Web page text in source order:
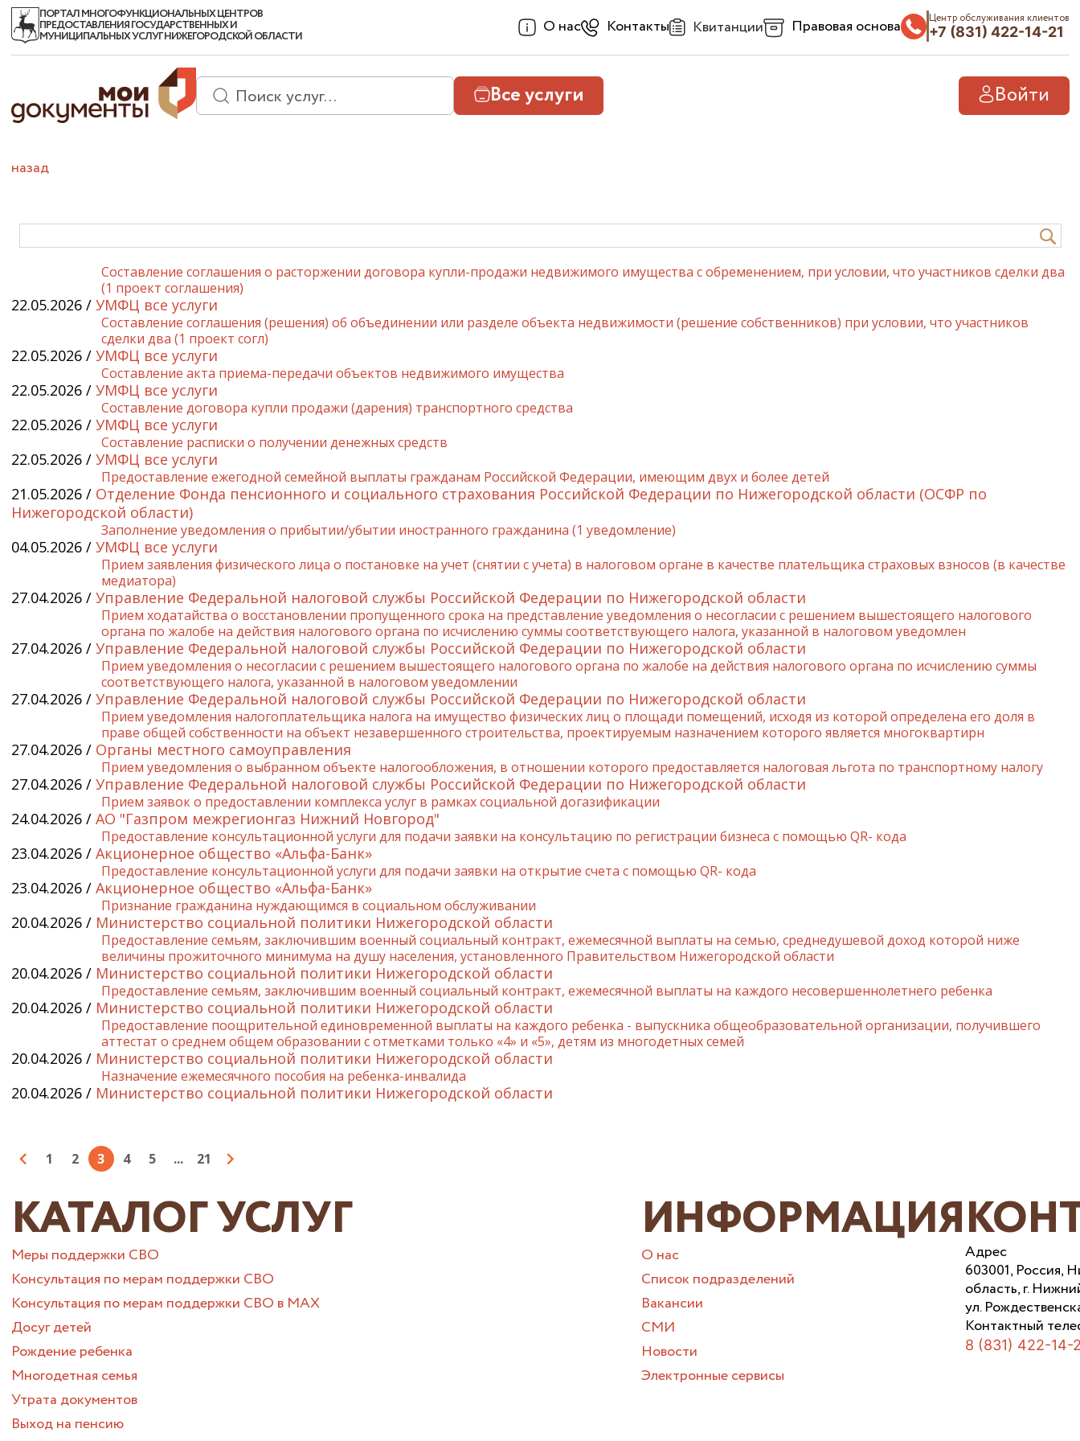
ПОРТАЛ МНОГОФУНКЦИОНАЛЬНЫХ ЦЕНТРОВ
ПРЕДОСТАВЛЕНИЯ ГОСУДАРСТВЕННЫХ И
МУНИЦИПАЛЬНЫХ УСЛУГ НИЖЕГОРОДСКОЙ ОБЛАСТИ О нас Контакты Квитанции Правовая основа Центр обслуживания клиентов
+7 (831) 422-14-21
Все услуги Войти
назад
Составление соглашения о расторжении договора купли-продажи недвижимого имущества с обременением, при условии, что участников сделки два
(1 проект соглашения)
22.05.2026 / УМФЦ все услуги
Составление соглашения (решения) об объединении или разделе объекта недвижимости (решение собственников) при условии, что участников
сделки два (1 проект согл)
22.05.2026 / УМФЦ все услуги
Составление акта приема-передачи объектов недвижимого имущества
22.05.2026 / УМФЦ все услуги
Составление договора купли продажи (дарения) транспортного средства
22.05.2026 / УМФЦ все услуги
Составление расписки о получении денежных средств
22.05.2026 / УМФЦ все услуги
Предоставление ежегодной семейной выплаты гражданам Российской Федерации, имеющим двух и более детей
21.05.2026 / Отделение Фонда пенсионного и социального страхования Российской Федерации по Нижегородской области (ОСФР по
Нижегородской области)
Заполнение уведомления о прибытии/убытии иностранного гражданина (1 уведомление)
04.05.2026 / УМФЦ все услуги
Прием заявления физического лица о постановке на учет (снятии с учета) в налоговом органе в качестве плательщика страховых взносов (в качестве
медиатора)
27.04.2026 / Управление Федеральной налоговой службы Российской Федерации по Нижегородской области
Прием ходатайства о восстановлении пропущенного срока на представление уведомления о несогласии с решением вышестоящего налогового
органа по жалобе на действия налогового органа по исчислению суммы соответствующего налога, указанной в налоговом уведомлен
27.04.2026 / Управление Федеральной налоговой службы Российской Федерации по Нижегородской области
Прием уведомления о несогласии с решением вышестоящего налогового органа по жалобе на действия налогового органа по исчислению суммы
соответствующего налога, указанной в налоговом уведомлении
27.04.2026 / Управление Федеральной налоговой службы Российской Федерации по Нижегородской области
Прием уведомления налогоплательщика налога на имущество физических лиц о площади помещений, исходя из которой определена его доля в
праве общей собственности на объект незавершенного строительства, проектируемым назначением которого является многоквартирн
27.04.2026 / Органы местного самоуправления
Прием уведомления о выбранном объекте налогообложения, в отношении которого предоставляется налоговая льгота по транспортному налогу
27.04.2026 / Управление Федеральной налоговой службы Российской Федерации по Нижегородской области
Прием заявок о предоставлении комплекса услуг в рамках социальной догазификации
24.04.2026 / АО "Газпром межрегионгаз Нижний Новгород"
Предоставление консультационной услуги для подачи заявки на консультацию по регистрации бизнеса с помощью QR- кода
23.04.2026 / Акционерное общество «Альфа-Банк»
Предоставление консультационной услуги для подачи заявки на открытие счета с помощью QR- кода
23.04.2026 / Акционерное общество «Альфа-Банк»
Признание гражданина нуждающимся в социальном обслуживании
20.04.2026 / Министерство социальной политики Нижегородской области
Предоставление семьям, заключившим военный социальный контракт, ежемесячной выплаты на семью, среднедушевой доход которой ниже
величины прожиточного минимума на душу населения, установленного Правительством Нижегородской области
20.04.2026 / Министерство социальной политики Нижегородской области
Предоставление семьям, заключившим военный социальный контракт, ежемесячной выплаты на каждого несовершеннолетнего ребенка
20.04.2026 / Министерство социальной политики Нижегородской области
Предоставление поощрительной единовременной выплаты на каждого ребенка - выпускника общеобразовательной организации, получившего
аттестат о среднем общем образовании с отметками только «4» и «5», детям из многодетных семей
20.04.2026 / Министерство социальной политики Нижегородской области
Назначение ежемесячного пособия на ребенка-инвалида
20.04.2026 / Министерство социальной политики Нижегородской области
1 2 3 4 5 ... 21
КАТАЛОГ УСЛУГ
Меры поддержки СВО
Консультация по мерам поддержки СВО
Консультация по мерам поддержки СВО в МАХ
Досуг детей
Рождение ребенка
Многодетная семья
Утрата документов
Выход на пенсию
ИНФОРМАЦИЯ
О нас
Список подразделений
Вакансии
СМИ
Новости
Электронные сервисы
Адрес
603001, Россия,
область, г.
ул.
Контактный
8 (831) 422-14-